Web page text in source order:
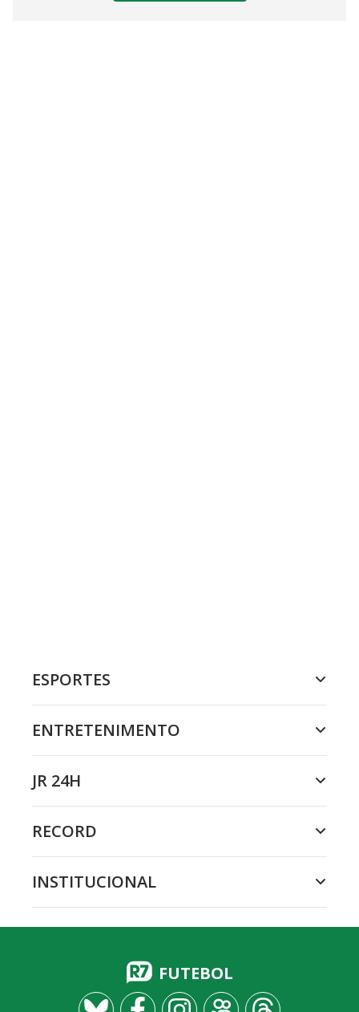
ESPORTES
ENTRETENIMENTO
JR 24H
RECORD
INSTITUCIONAL
FUTEBOL